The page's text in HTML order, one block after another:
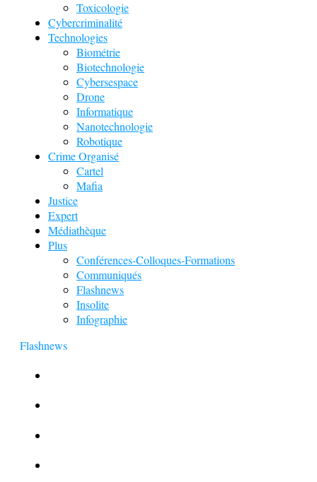
Toxicologie
Cybercriminalité
Technologies
Biométrie
Biotechnologie
Cybersespace
Drone
Informatique
Nanotechnologie
Robotique
Crime Organisé
Cartel
Mafia
Justice
Expert
Médiathèque
Plus
Conférences-Colloques-Formations
Communiqués
Flashnews
Insolite
Infographie
Flashnews